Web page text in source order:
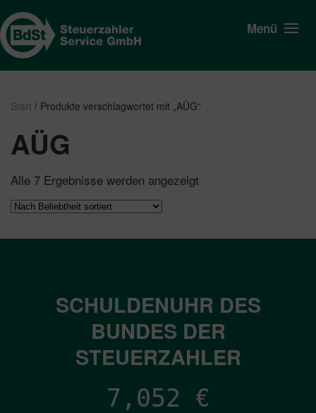
Menü
Start / Produkte verschlagwortet mit „AÜG“
AÜG
Alle 7 Ergebnisse werden angezeigt
SCHULDENUHR DES
BUNDES DER
STEUERZAHLER
7,052 €